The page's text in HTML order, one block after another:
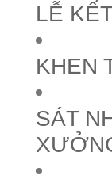
LỄ
KHEN
SÁT